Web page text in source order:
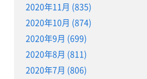
2020年11月 (835)
2020年10月 (874)
2020年9月 (699)
2020年8月 (811)
2020年7月 (806)